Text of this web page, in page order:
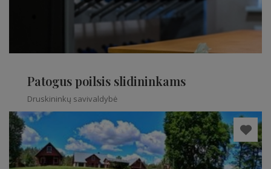
Patogus poilsis slidininkams
Druskininkų savivaldybė